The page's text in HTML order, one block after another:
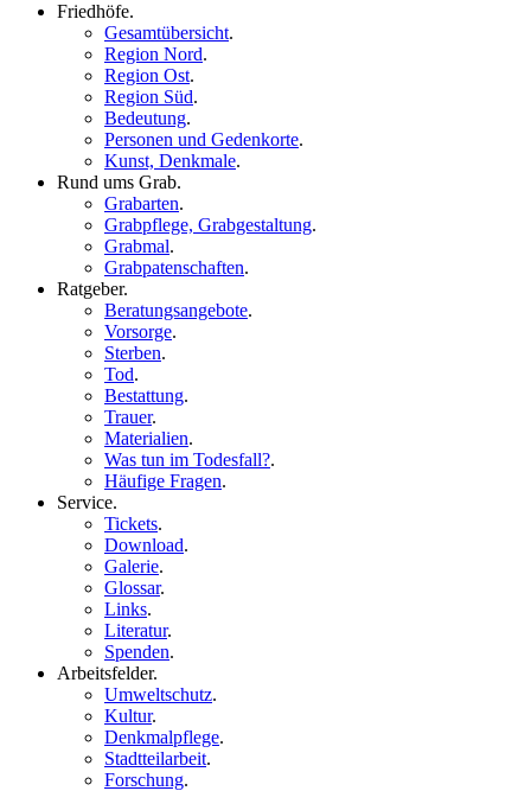
Friedhöfe.
Gesamtübersicht.
Region Nord.
Region Ost.
Region Süd.
Bedeutung.
Personen und Gedenkorte.
Kunst, Denkmale.
Rund ums Grab.
Grabarten.
Grabpflege, Grabgestaltung.
Grabmal.
Grabpatenschaften.
Ratgeber.
Beratungsangebote.
Vorsorge.
Sterben.
Tod.
Bestattung.
Trauer.
Materialien.
Was tun im Todesfall?.
Häufige Fragen.
Service.
Tickets.
Download.
Galerie.
Glossar.
Links.
Literatur.
Spenden.
Arbeitsfelder.
Umweltschutz.
Kultur.
Denkmalpflege.
Stadtteilarbeit.
Forschung.